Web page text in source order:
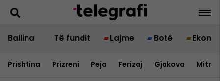
Ballina Të fundit Lajme Botë
Prishtina Prizreni Peja Ferizaj Gjakova